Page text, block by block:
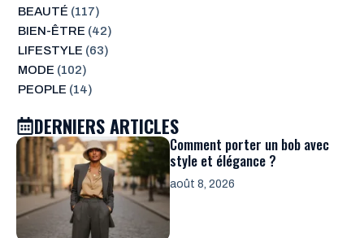
BEAUTÉ (117)
BIEN-ÊTRE (42)
LIFESTYLE (63)
MODE (102)
PEOPLE (14)
DERNIERS ARTICLES
Comment porter un bob avec
style et élégance ?
août 8, 2026